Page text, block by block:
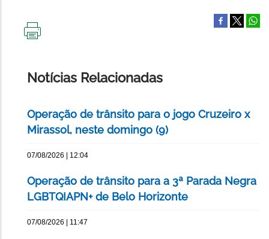
Notícias Relacionadas
Operação de trânsito para o jogo Cruzeiro x
Mirassol, neste domingo (9)
07/08/2026 | 12:04
Operação de trânsito para a 3ª Parada Negra
LGBTQIAPN+ de Belo Horizonte
07/08/2026 | 11:47